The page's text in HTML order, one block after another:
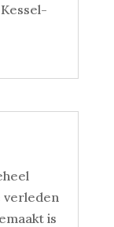
verleden
is